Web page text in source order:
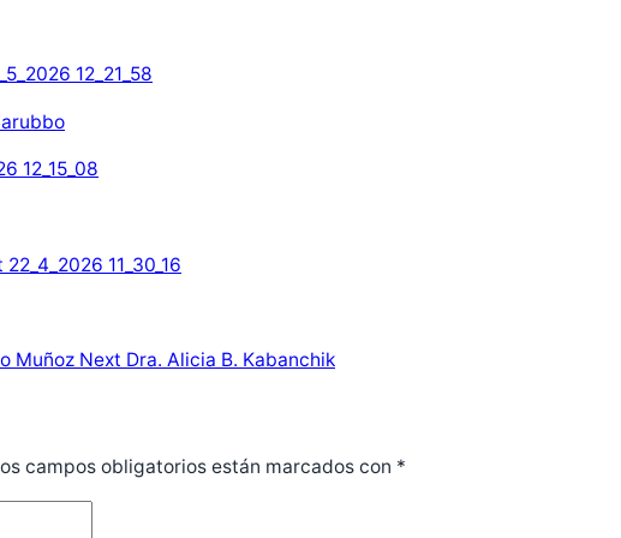
Muñoz Next Dra. Alicia B. Kabanchik
campos obligatorios están marcados con *